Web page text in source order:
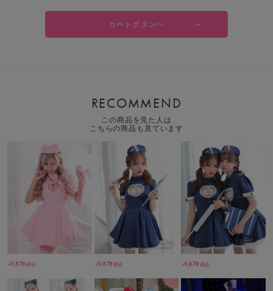
カートボタンへ
RECOMMEND
この商品を見た人は
こちらの商品も見ています
￥9,878税込 ￥9,878税込 ￥9,878 税込